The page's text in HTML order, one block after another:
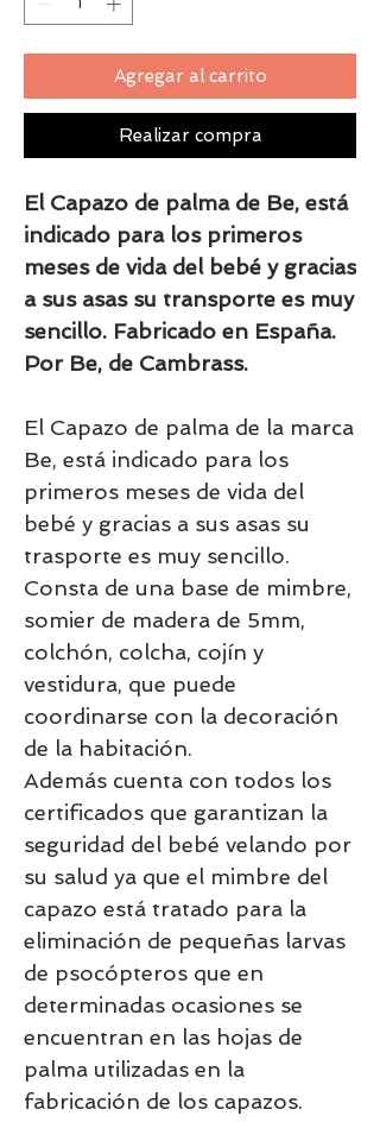
Agregar al carrito
Realizar compra
El Capazo de palma de Be, está
indicado para los primeros
meses de vida del bebé y gracias
a sus asas su transporte es muy
sencillo. Fabricado en España.
Por Be, de Cambrass.
El Capazo de palma de la marca
Be, está indicado para los
primeros meses de vida del
bebé y gracias a sus asas su
trasporte es muy sencillo.
Consta de una base de mimbre,
somier de madera de 5mm,
colchón, colcha, cojín y
vestidura, que puede
coordinarse con la decoración
de la habitación.
Además cuenta con todos los
certificados que garantizan la
seguridad del bebé velando por
su salud ya que el mimbre del
capazo está tratado para la
eliminación de pequeñas larvas
de psocópteros que en
determinadas ocasiones se
encuentran en las hojas de
palma utilizadas en la
fabricación de los capazos.